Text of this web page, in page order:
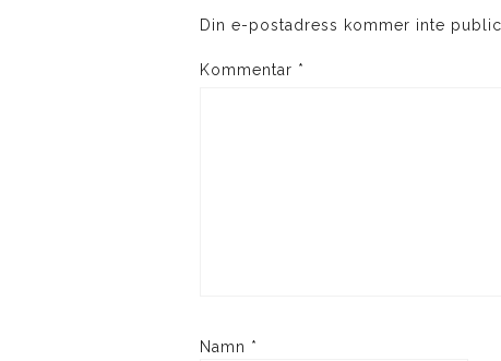
Din e-postadress kommer inte
Kommentar *
Namn *